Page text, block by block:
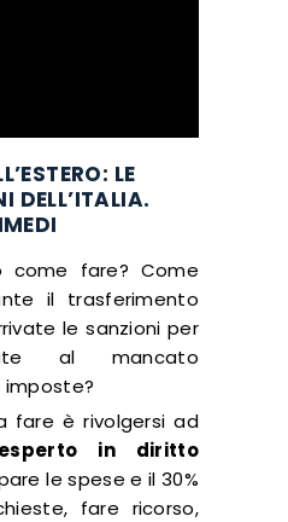
LE
DELL’ITALIA.
come fare? Come
il trasferimento
le sanzioni per
al mancato
fare è rivolgersi ad
in diritto
le spese e il 30%
fare ricorso,